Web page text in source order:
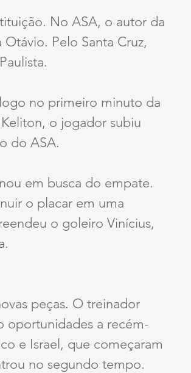
No ASA, o autor da
Pelo Santa Cruz,
no primeiro minuto da
o jogador subiu
do ASA.
em busca do empate.
o placar em uma
o goleiro Vinícius,
peças. O treinador
oportunidades a recém-
e Israel, que começaram
no segundo tempo.